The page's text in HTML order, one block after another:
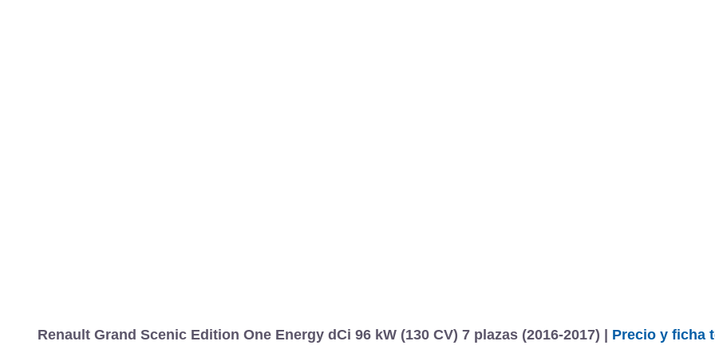
Renault Grand Scenic Edition One Energy dCi 96 kW (130 CV) 7 plazas (2016-2017) | Precio y ficha